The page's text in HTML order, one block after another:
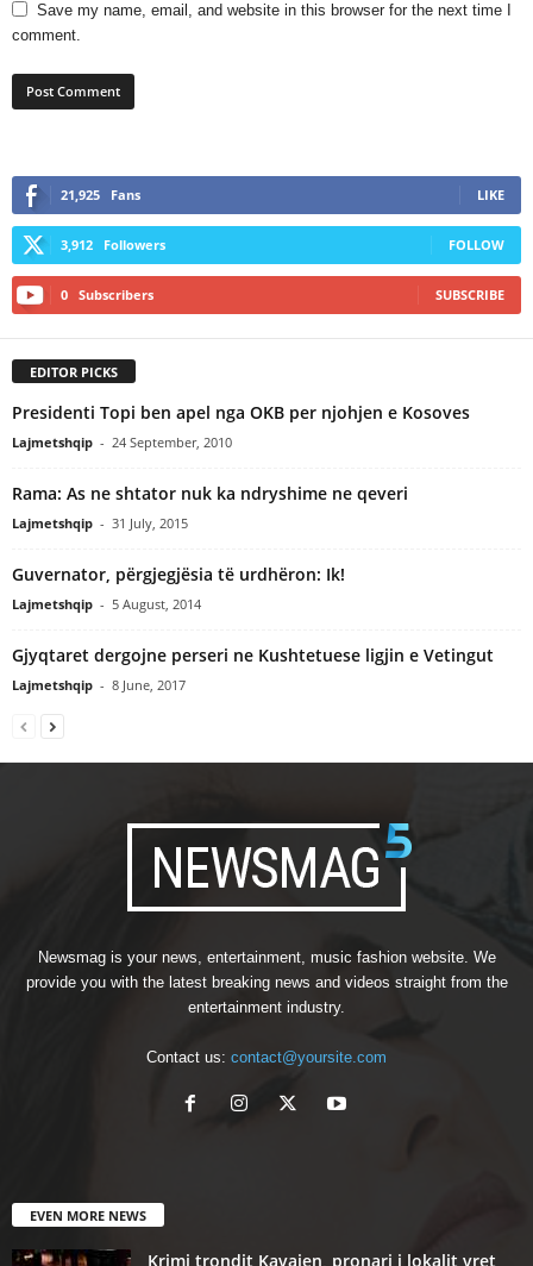
Save my name, email, and website in this browser for the next time I
comment.
21,925 Fans LIKE
3,912 Followers FOLLOW
0 Subscribers SUBSCRIBE
EDITOR PICKS
Presidenti Topi ben apel nga OKB per njohjen e Kosoves
Lajmetshqip - 24 September, 2010
Rama: As ne shtator nuk ka ndryshime ne qeveri
Lajmetshqip - 31 July, 2015
Guvernator, përgjegjësia të urdhëron: Ik!
Lajmetshqip - 5 August, 2014
Gjyqtaret dergojne perseri ne Kushtetuese ligjin e Vetingut
Lajmetshqip - 8 June, 2017
Newsmag is your news, entertainment, music fashion website. We
provide you with the latest breaking news and videos straight from the
entertainment industry.
Contact us: contact@yoursite.com
EVEN MORE NEWS
Krimi trondit Kavajen, pronari i lokalit vret